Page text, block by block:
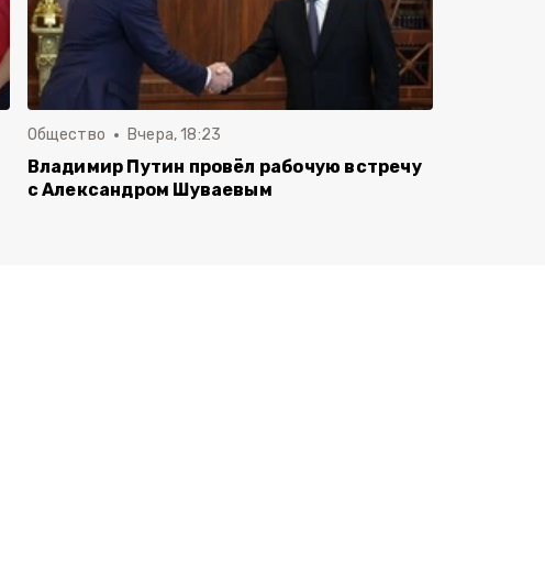
Общество Вчера, 18:23
Владимир Путин провёл рабочую встречу
с Александром Шуваевым